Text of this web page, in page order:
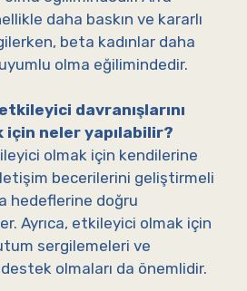
daha baskın ve kararlı
beta kadınlar daha
olma eğilimindedir.
davranışlarını
için neler yapılabilir?
olmak için kendilerine
becerilerini geliştirmeli
hedeflerine doğru
Ayrıca, etkileyici olmak için
sergilemeleri ve
olmaları da önemlidir.